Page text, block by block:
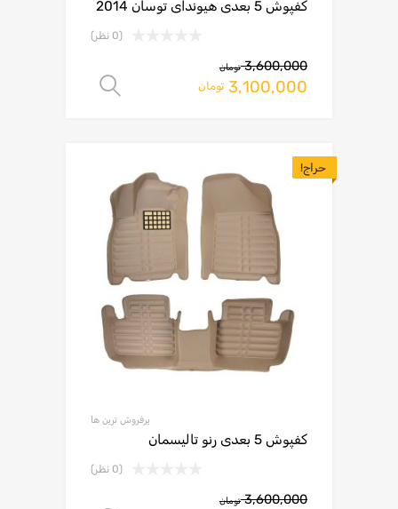
کفپوش 5 بعدی هیوندای توسان 2014
(0 نظر)
3,600,000 تومان
3,100,000 تومان
حراج!
پرفروش ترین ها
کفپوش 5 بعدی رنو تالیسمان
(0 نظر)
3,600,000 تومان